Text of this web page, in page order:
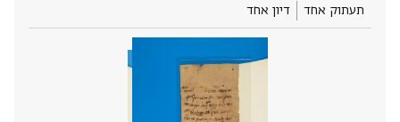
תעתוק אחד דיון אחד